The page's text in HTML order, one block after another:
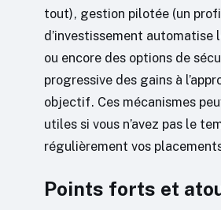
tout), gestion pilotée (un
d’investissement automatise
ou encore des options de
progressive des gains à
objectif. Ces mécanismes
utiles si vous n’avez pas le
régulièrement vos
Points forts et